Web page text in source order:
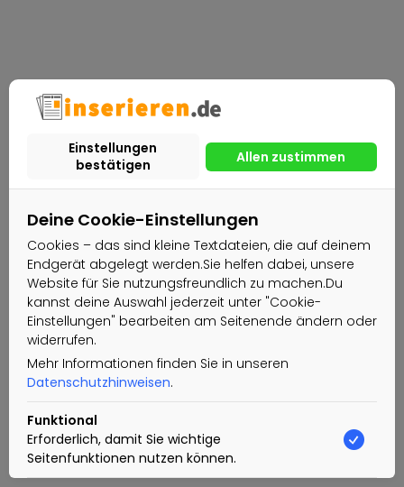
Deine Cookie-Einstellungen
Cookies – das sind kleine Textdateien, die auf deinem
Endgerät abgelegt werden.Sie helfen dabei, unsere
Website für Sie nutzungsfreundlich zu machen.Du
kannst deine Auswahl jederzeit unter "Cookie-
Einstellungen" bearbeiten am Seitenende ändern oder
widerrufen.
Mehr Informationen finden Sie in unseren
Datenschutzhinweisen.
Funktional
Erforderlich, damit Sie wichtige
Seitenfunktionen nutzen können.